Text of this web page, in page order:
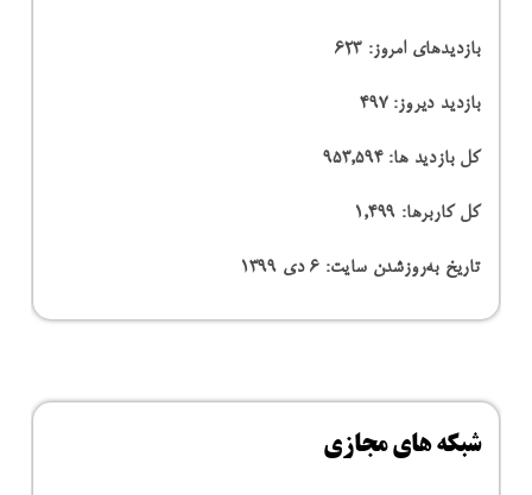
بازدیدهای امروز: 623
بازدید دیروز:497
کل بازدید ها:953,594
کل کاربرها: 1,499
تاریخ به‌روزشدن سایت:۶ دی ۱۳۹۹
شبکه های مجازی